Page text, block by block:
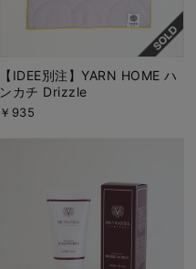
【IDEE別注】YARN HOME ハ
ンカチ Drizzle
￥935